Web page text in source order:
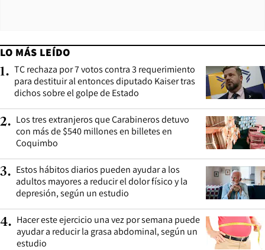
LO MÁS LEÍDO
1. TC rechaza por 7 votos contra 3 requerimiento
para destituir al entonces diputado Kaiser tras
dichos sobre el golpe de Estado
2. Los tres extranjeros que Carabineros detuvo
con más de $540 millones en billetes en
Coquimbo
3. Estos hábitos diarios pueden ayudar a los
adultos mayores a reducir el dolor físico y la
depresión, según un estudio
4. Hacer este ejercicio una vez por semana puede
ayudar a reducir la grasa abdominal, según un
estudio